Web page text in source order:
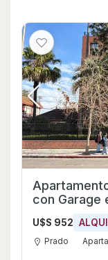
con
U$S 952
Prado